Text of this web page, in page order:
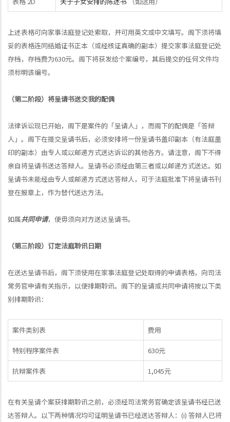
上述表格可向家事法庭登记处索取，并可用英文或中文填写。阁下须将填
妥的表格连同结婚证书正本（或经核证真确的副本）提交家事法庭登记处
存档，存档费为630元。阁下将获发给个案编号，其后提交的任何文件均
须标明该编号。
（第二阶段）将呈请书送交我的配偶
法律诉讼现已开始，阁下是案件的「呈请人」，而阁下的配偶是「答辩
人」。阁下在提交呈请书后，必须安排将一份呈请书盖印副本（有法庭盖
印的副本）由专人或以邮递方式送达诉讼的其他各方。请注意，阁下不得
亲自将呈请书送达答辩人。呈请书必须经由第三者或以邮递方式送达。如
呈请书未能经由专人或邮递方式送达答辩人，可于法庭批准下将呈请书刊
登在报章上，作为替代送达方法。
如属共同申请，便毋须向对方送达呈请书。
（第三阶段）订定法庭聆讯日期
在送达呈请书后，阁下须使用在家事法庭登记处取得的申请表格，向司法
常务官申请有关指示，以便排期聆讯。阁下的呈请或共同申请将按以下类
别排期聆讯：
案件类别表 费用
特别程序案件表 630元
抗辩案件表 1,045元
在有关呈请个案获排期聆讯之前，必须经司法常务官确定该呈请书经已送
达答辩人。以下两种情况均可证明呈请书已经送达答辩人：(i) 答辩人已将